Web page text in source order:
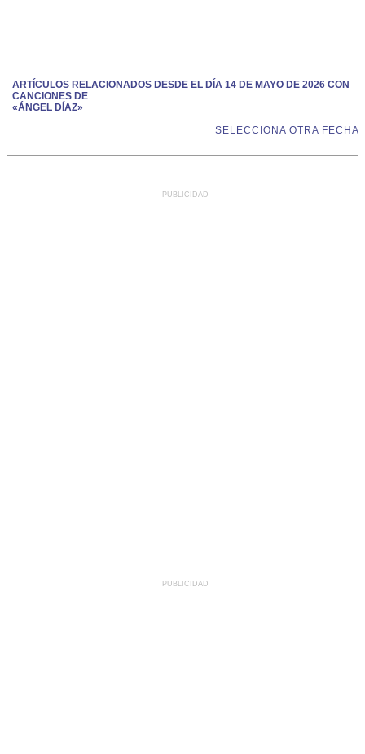
ARTÍCULOS RELACIONADOS DESDE EL DÍA 14 DE MAYO DE 2026 CON
CANCIONES DE
«ÁNGEL DÍAZ»
SELECCIONA OTRA FECHA
PUBLICIDAD
PUBLICIDAD